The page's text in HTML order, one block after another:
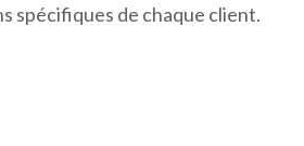
spécifiques de chaque client.